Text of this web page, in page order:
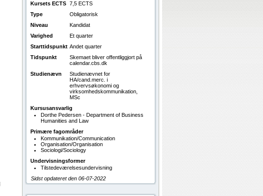
Kursets ECTS 7,5 ECTS
Type
Obligatorisk
Niveau
Kandidat
Varighed
Et quarter
Starttidspunkt Andet quarter
Tidspunkt
Skemaet bliver offentliggjort på
calendar.cbs.dk
Studienævn
Studienævnet for
HA/cand.merc. i
erhvervsøkonomi og
virksomhedskommunikation,
MSc
Kursusansvarlig
Dorthe Pedersen - Department of Business
Humanities and Law
Primære fagområder
Kommunikation/Communication
Organisation/Organisation
Sociologi/Sociology
Undervisningsformer
Tilstedeværelsesundervisning
Sidst opdateret den 06-07-2022